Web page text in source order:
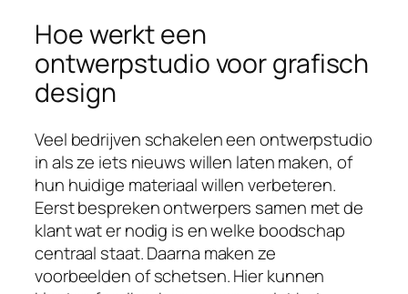
Hoe werkt een
ontwerpstudio voor grafisch
design
Veel bedrijven schakelen een ontwerpstudio
in als ze iets nieuws willen laten maken, of
hun huidige materiaal willen verbeteren.
Eerst bespreken ontwerpers samen met de
klant wat er nodig is en welke boodschap
centraal staat. Daarna maken ze
voorbeelden of schetsen. Hier kunnen